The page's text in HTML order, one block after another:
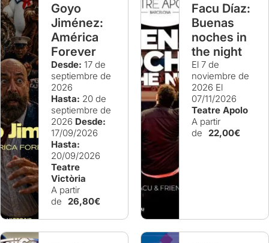
Goyo
Jiménez:
América
Forever
Desde: 17 de
septiembre de
2026
Hasta: 20 de
septiembre de
2026 Desde:
17/09/2026
Hasta:
20/09/2026
Teatre
Victòria
A partir
de
26,80€
Facu Díaz:
Buenas
noches in
the night
El 7 de
noviembre de
2026 El
07/11/2026
Teatre Apolo
A partir
de
22,00€